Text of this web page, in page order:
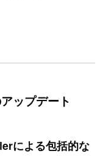
ップデート
による包括的な